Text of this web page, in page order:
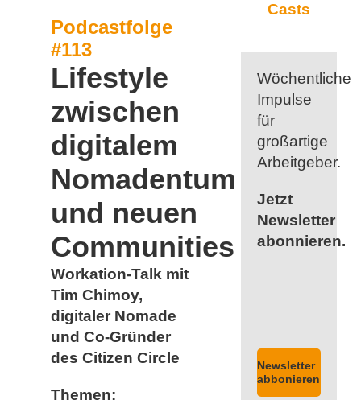
Podcastfolge
#113
Lifestyle
zwischen
digitalem
Nomadentum
und neuen
Communities
Workation-Talk mit
Tim Chimoy,
digitaler Nomade
und Co-Gründer
des Citizen Circle
Themen:
Casts
Wöchentliche
Impulse
für
großartige
Arbeitgeber.
Jetzt
Newsletter
abonnieren.
Newsletter
abbonieren